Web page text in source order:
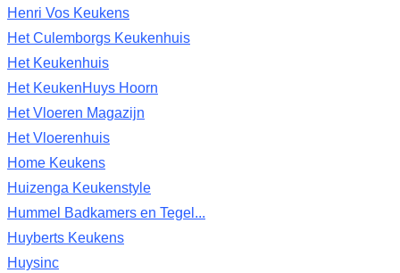
Henri Vos Keukens
Het Culemborgs Keukenhuis
Het Keukenhuis
Het KeukenHuys Hoorn
Het Vloeren Magazijn
Het Vloerenhuis
Home Keukens
Huizenga Keukenstyle
Hummel Badkamers en Tegel...
Huyberts Keukens
Huysinc